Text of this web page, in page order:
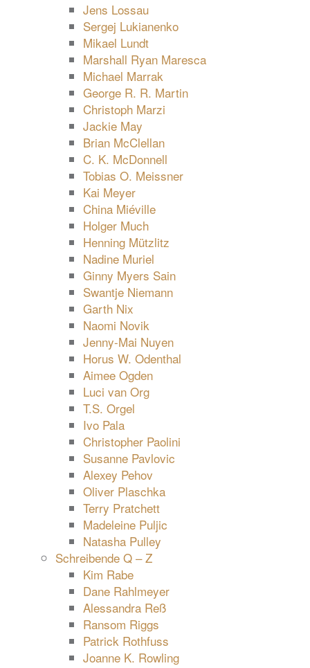
Jens Lossau
Sergej Lukianenko
Mikael Lundt
Marshall Ryan Maresca
Michael Marrak
George R. R. Martin
Christoph Marzi
Jackie May
Brian McClellan
C. K. McDonnell
Tobias O. Meissner
Kai Meyer
China Miéville
Holger Much
Henning Mützlitz
Nadine Muriel
Ginny Myers Sain
Swantje Niemann
Garth Nix
Naomi Novik
Jenny-Mai Nuyen
Horus W. Odenthal
Aimee Ogden
Luci van Org
T.S. Orgel
Ivo Pala
Christopher Paolini
Susanne Pavlovic
Alexey Pehov
Oliver Plaschka
Terry Pratchett
Madeleine Puljic
Natasha Pulley
Schreibende Q – Z
Kim Rabe
Dane Rahlmeyer
Alessandra Reß
Ransom Riggs
Patrick Rothfuss
Joanne K. Rowling